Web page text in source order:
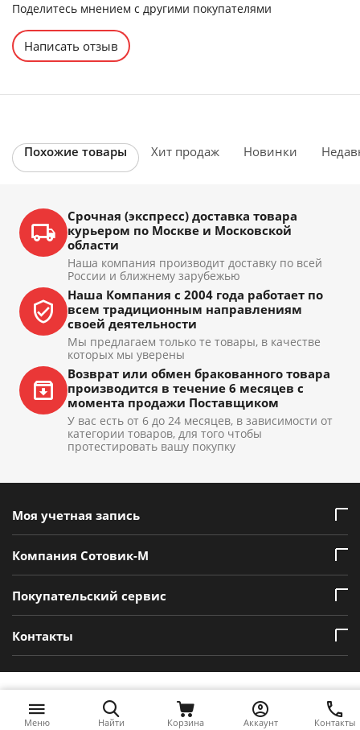
Поделитесь мнением с другими покупателями
Написать отзыв
Похожие товары Хит продаж Новинки
Срочная (экспресс) доставка товара
курьером по Москве и Московской
области
Наша компания производит доставку по всей
России и ближнему зарубежью
Наша Компания с 2004 года работает по
всем традиционным направлениям
своей деятельности
Мы предлагаем только те товары, в качестве
которых мы уверены
Возврат или обмен бракованного товара
производится в течение 6 месяцев с
момента продажи Поставщиком
У вас есть от 6 до 24 месяцев, в зависимости от
категории товаров, для того чтобы
протестировать вашу покупку
Моя учетная запись
Компания Сотовик-М
Покупательский сервис
Контакты
Меню Найти Корзина Аккаунт Контакты